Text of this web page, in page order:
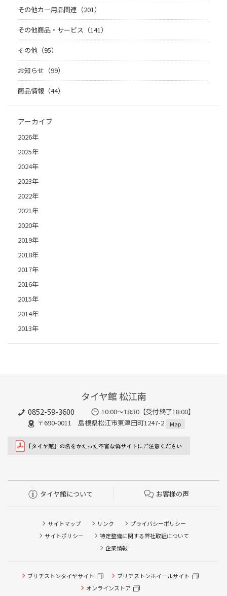
その他カー用品関連（201）
その他商品・サービス（141）
その他（95）
お知らせ（99）
商品情報（44）
アーカイブ
2026年
2025年
2024年
2023年
2022年
2021年
2020年
2019年
2018年
2017年
2016年
2015年
2014年
2013年
タイヤ館 松江南
0852-59-3600
10:00～18:30【受付終了18:00】
〒690-0011 島根県松江市東津田町1247-2
Map
タイヤ館について お客様の声
サイトマップ リンク
プライバシーポリシー
サイトポリシー
特定整備に関する弊社取組について
企業情報
ブリヂストンタイヤサイト
ブリヂストンホイールサイト
オンラインストア
タイヤ点検・安全点検/タイヤ履き替え/オイル交換/その他
ピット作業の予約